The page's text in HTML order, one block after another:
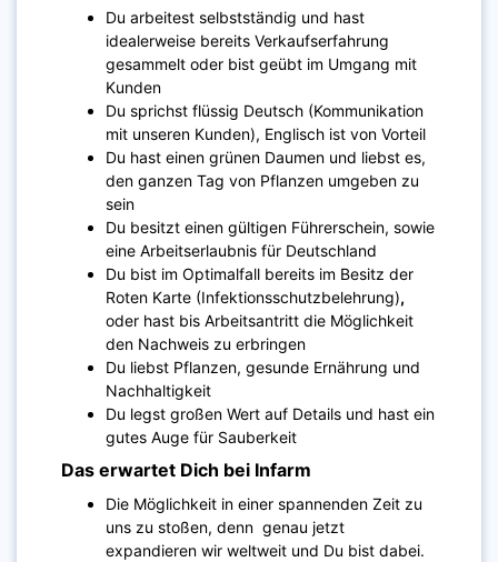
Du arbeitest selbstständig und hast
idealerweise bereits Verkaufserfahrung
gesammelt oder bist geübt im Umgang mit
Kunden
Du sprichst flüssig Deutsch (Kommunikation
mit unseren Kunden), Englisch ist von Vorteil
Du hast einen grünen Daumen und liebst es,
den ganzen Tag von Pflanzen umgeben zu
sein
Du besitzt einen gültigen Führerschein, sowie
eine Arbeitserlaubnis für Deutschland
Du bist im Optimalfall bereits im Besitz der
Roten Karte (Infektionsschutzbelehrung),
oder hast bis Arbeitsantritt die Möglichkeit
den Nachweis zu erbringen
Du liebst Pflanzen, gesunde Ernährung und
Nachhaltigkeit
Du legst großen Wert auf Details und hast ein
gutes Auge für Sauberkeit
Das erwartet Dich bei Infarm
Die Möglichkeit in einer spannenden Zeit zu
uns zu stoßen, denn genau jetzt
expandieren wir weltweit und Du bist dabei.